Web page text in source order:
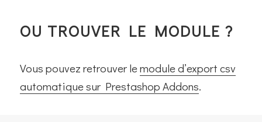
OU TROUVER LE MODULE ?
Vous pouvez retrouver lemodule d’export csv
automatique sur Prestashop Addons.